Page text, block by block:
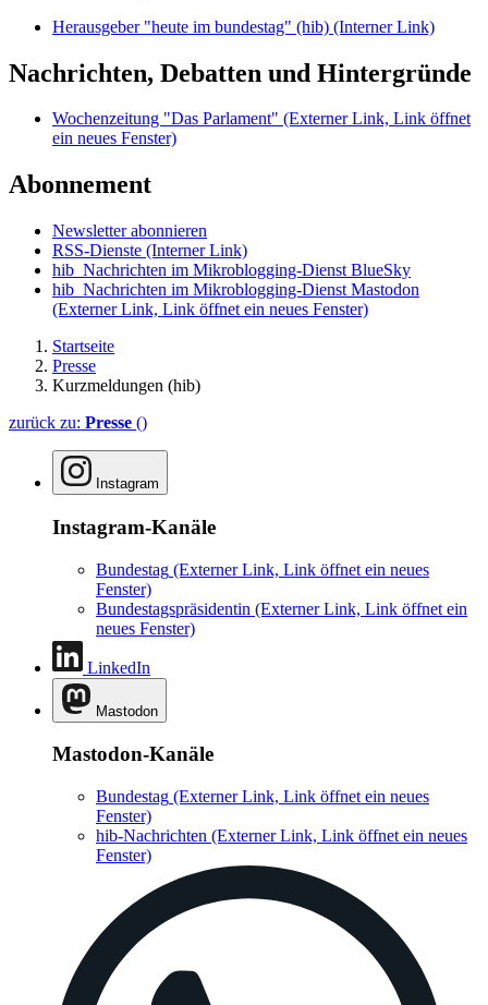
Herausgeber "heute im bundestag" (hib) (Interner Link)
Nachrichten, Debatten und Hintergründe
Wochenzeitung "Das Parlament" (Externer Link, Link öffnet
ein neues Fenster)
Abonnement
Newsletter abonnieren
RSS-Dienste (Interner Link)
hib_Nachrichten im Mikroblogging-Dienst BlueSky
hib_Nachrichten im Mikroblogging-Dienst Mastodon
(Externer Link, Link öffnet ein neues Fenster)
Startseite
Presse
Kurzmeldungen (hib)
zurück zu: Presse ()
Instagram
Instagram-Kanäle
Bundestag (Externer Link, Link öffnet ein neues
Fenster)
Bundestagspräsidentin (Externer Link, Link öffnet ein
neues Fenster)
LinkedIn
Mastodon
Mastodon-Kanäle
Bundestag (Externer Link, Link öffnet ein neues
Fenster)
hib-Nachrichten (Externer Link, Link öffnet ein neues
Fenster)